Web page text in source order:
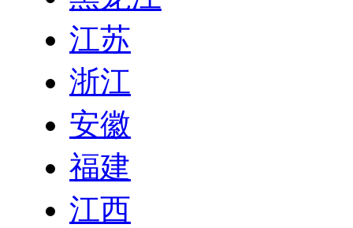
江苏
浙江
安徽
福建
江西